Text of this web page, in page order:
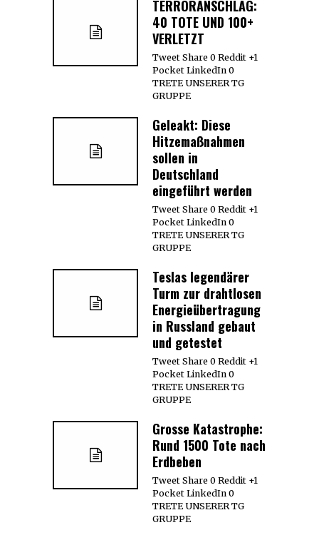
TERRORANSCHLAG:
40 TOTE UND 100+
VERLETZT
Tweet Share 0 Reddit +1
Pocket LinkedIn 0
TRETE UNSERER TG
GRUPPE
Geleakt: Diese
Hitzemaßnahmen
sollen in
Deutschland
eingeführt werden
Tweet Share 0 Reddit +1
Pocket LinkedIn 0
TRETE UNSERER TG
GRUPPE
Teslas legendärer
Turm zur drahtlosen
Energieübertragung
in Russland gebaut
und getestet
Tweet Share 0 Reddit +1
Pocket LinkedIn 0
TRETE UNSERER TG
GRUPPE
Grosse Katastrophe:
Rund 1500 Tote nach
Erdbeben
Tweet Share 0 Reddit +1
Pocket LinkedIn 0
TRETE UNSERER TG
GRUPPE